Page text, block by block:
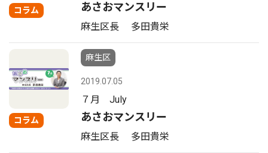
コラム あさおマンスリー
麻生区長 多田貴栄
コラム
麻生区
2019.07.05
７月 July
あさおマンスリー
麻生区長 多田貴栄